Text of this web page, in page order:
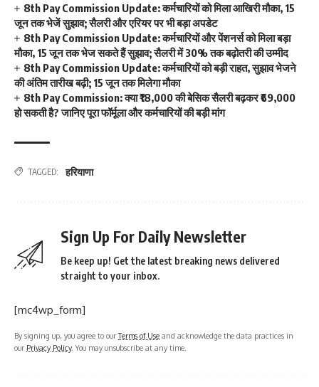
8th Pay Commission Update: कर्मचारियों को मिला आखिरी मौका, 15
जून तक भेजें सुझाव; सैलरी और एरियर पर भी बड़ा अपडेट
8th Pay Commission Update: कर्मचारियों और पेंशनर्स को मिला बड़ा
मौका, 15 जून तक भेज सकते हैं सुझाव; सैलरी में 30% तक बढ़ोतरी की उम्मीद
8th Pay Commission Update: कर्मचारियों को बड़ी राहत, सुझाव भेजने
की अंतिम तारीख बढ़ी; 15 जून तक मिलेगा मौका
8th Pay Commission: क्या ₹18,000 की बेसिक सैलरी बढ़कर ₹69,000
हो सकती है? जानिए पूरा फॉर्मूला और कर्मचारियों की बड़ी मांग
TAGGED: हरियाणा
Sign Up For Daily Newsletter
Be keep up! Get the latest breaking news delivered
straight to your inbox.
[mc4wp_form]
By signing up, you agree to ourTerms of Use and acknowledge the data practices in
our Privacy Policy. You may unsubscribe at any time.